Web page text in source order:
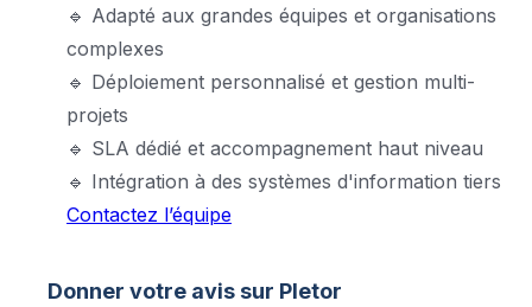
🔹 Adapté aux grandes équipes et organisations
complexes
🔹 Déploiement personnalisé et gestion multi-
projets
🔹 SLA dédié et accompagnement haut niveau
🔹 Intégration à des systèmes d'information tiers
Contactez l’équipe
Donner votre avis sur Pletor